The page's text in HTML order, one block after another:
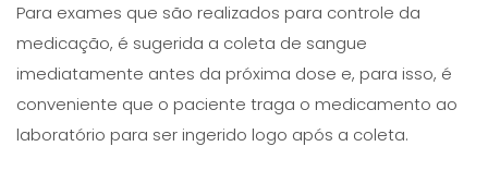
Para exames que são realizados para controle da
medicação, é sugerida a coleta de sangue
imediatamente antes da próxima dose e, para isso, é
conveniente que o paciente traga o medicamento ao
laboratório para ser ingerido logo após a coleta.